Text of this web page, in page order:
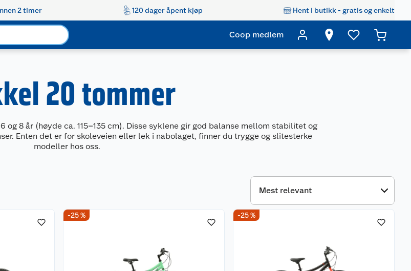
2 timer 120 dager åpent kjøp Hent i butikk - gratis og enkelt
Coop medlem
20 tommer
8 år (høyde ca. 115–135 cm). Disse syklene gir god balanse mellom stabilitet og
Enten det er for skoleveien eller lek i nabolaget, finner du trygge og slitesterke
modeller hos oss.
-25 % -25 %